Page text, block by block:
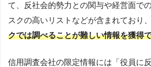
て、反社会的勢力との関与や経営面で
スクの高いリストなどが含まれており、
クでは調べることが難しい情報を獲得
信用調査会社の限定情報には「役員に